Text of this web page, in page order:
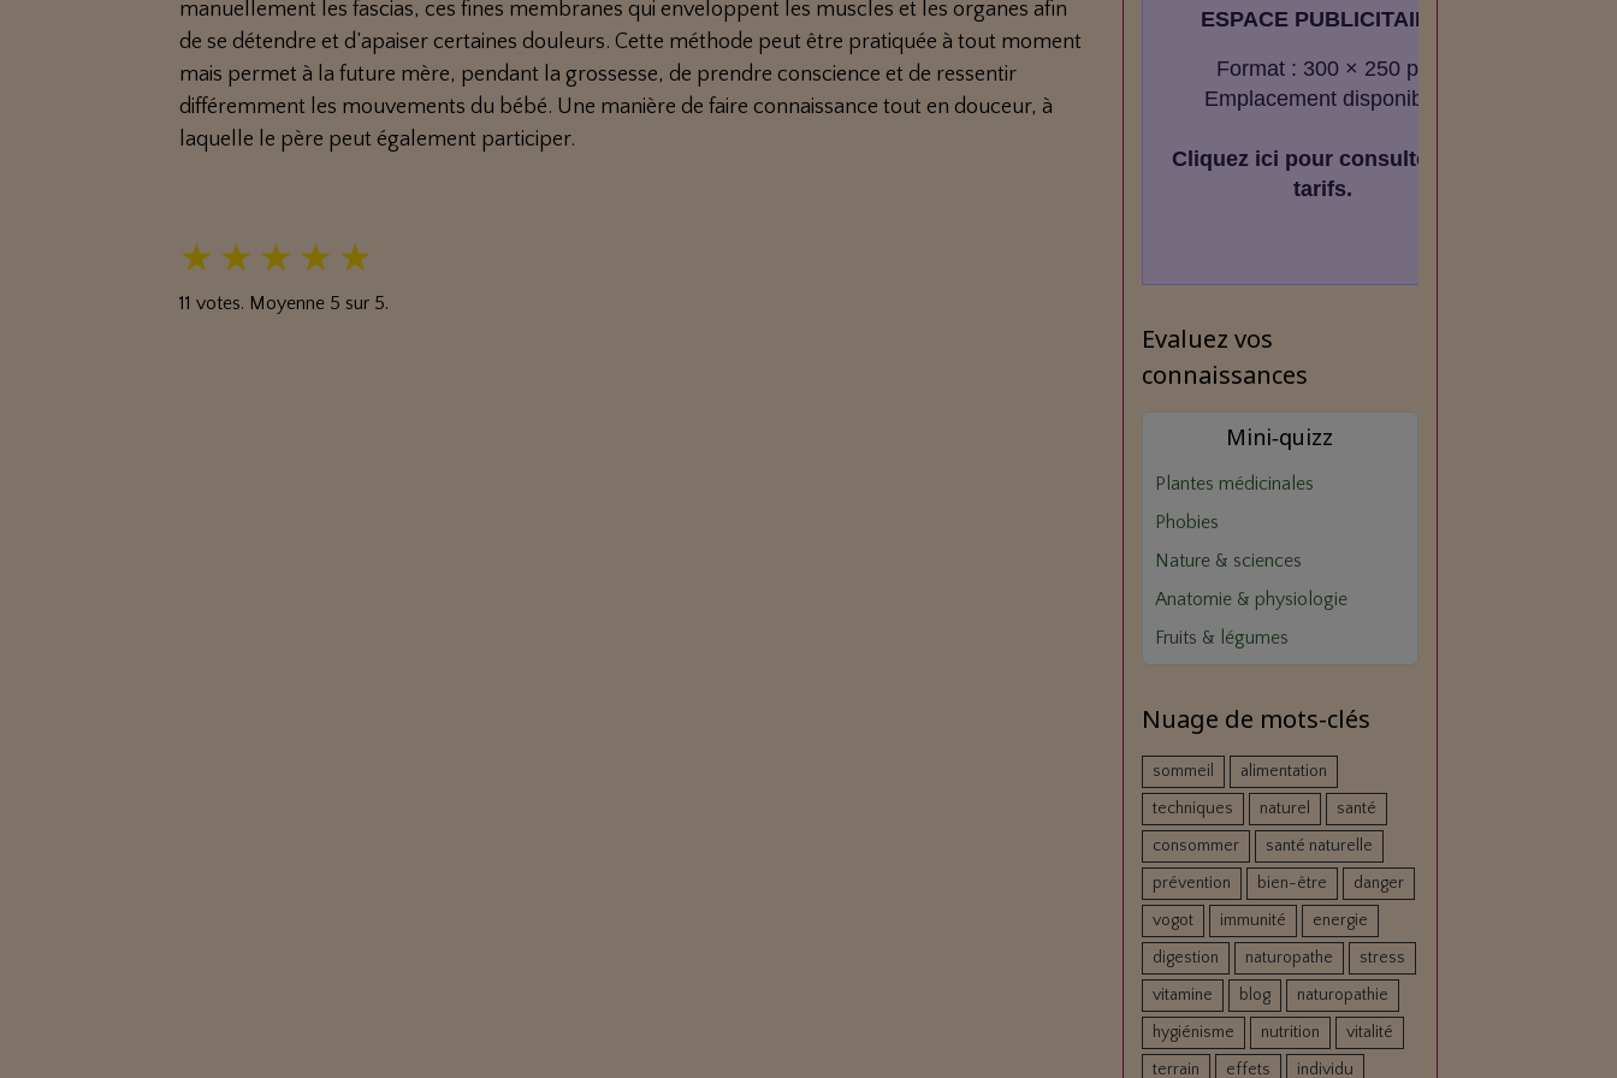
manuellement les fascias, ces fines membranes qui enveloppent les muscles et les organes afin
de se détendre et d’apaiser certaines douleurs. Cette méthode peut être pratiquée à tout moment
mais permet à la future mère, pendant la grossesse, de prendre conscience et de ressentir
différemment les mouvements du bébé. Une manière de faire connaissance tout en douceur, à
laquelle le père peut également participer.
★ ★ ★ ★ ★
11 votes. Moyenne 5 sur 5.
ESPACE PUBLICITAIRE
Format : 300 × 250 px
Emplacement disponible
Cliquez ici pour consulter les
tarifs.
Evaluez vos
connaissances
Mini‑quizz
Plantes médicinales
Phobies
Nature & sciences
Anatomie & physiologie
Fruits & légumes
Nuage de mots-clés
sommeil
alimentation
techniques
naturel
santé
consommer
santé naturelle
prévention
bien-être
danger
vogot
immunité
energie
digestion
naturopathe
stress
vitamine
blog
naturopathie
hygiénisme
nutrition
vitalité
terrain
effets individu